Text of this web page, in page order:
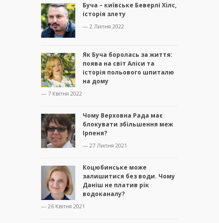
Буча – київське Беверлі Хілс,
історія злету
— 2 Липня 2022
Як Буча боролась за життя:
поява на світ Аліси та
історія польового шпиталю
на дому
— 7 Квітня 2022
Чому Верховна Рада має
блокувати збільшення меж
Ірпеня?
— 27 Липня 2021
Коцюбинське може
залишитися без води. Чому
Даніш не платив рік
водоканалу?
— 26 Квітня 2021